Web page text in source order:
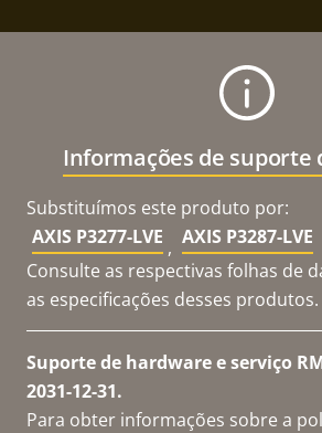
Informações de suporte
Substituímos este produto por:
AXIS P3277-LVE , AXIS P3287-LVE
Consulte as respectivas folhas de
as especificações desses produtos.
Suporte de hardware e serviço
2031-12-31.
Para obter informações sobre a